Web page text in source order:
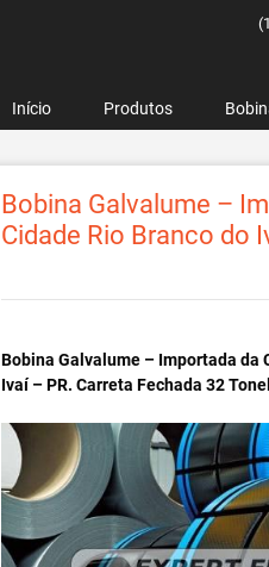
Início Produtos
Bobina Galvalume –
Cidade Rio Branco do
Bobina Galvalume – Importada da
Ivaí – PR. Carreta Fechada 32